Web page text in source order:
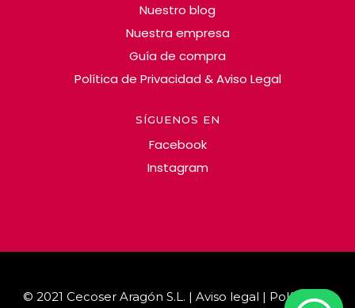
Nuestro blog
Nuestra empresa
Guía de compra
Política de Privacidad & Aviso Legal
SÍGUENOS EN
Facebook
Instagram
© 2021 Cecoser Aragón S.L. | Aviso legal | Política de